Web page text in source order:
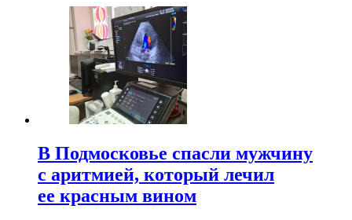
В Подмосковье спасли мужчину
с аритмией, который лечил
ее красным вином